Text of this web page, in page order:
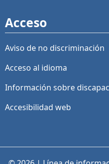
Acceso
Aviso de no discriminación
Acceso al idioma
Información sobre
Accesibilidad web